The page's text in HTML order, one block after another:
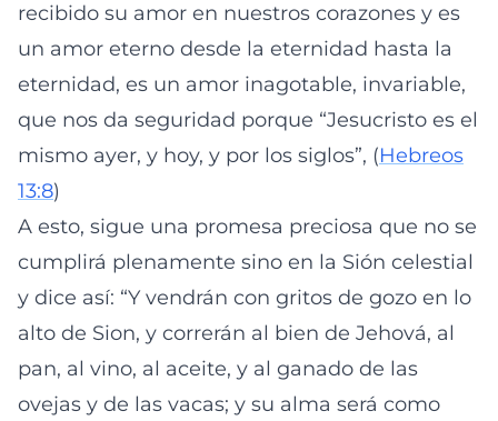
recibido su amor en nuestros corazones y es
un amor eterno desde la eternidad hasta la
eternidad, es un amor inagotable, invariable,
que nos da seguridad porque “Jesucristo es el
mismo ayer, y hoy, y por los siglos”, (Hebreos
13:8)
A esto, sigue una promesa preciosa que no se
cumplirá plenamente sino en la Sión celestial
y dice así: “Y vendrán con gritos de gozo en lo
alto de Sion, y correrán al bien de Jehová, al
pan, al vino, al aceite, y al ganado de las
ovejas y de las vacas; y su alma será como